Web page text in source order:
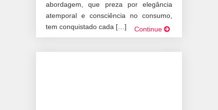
abordagem, que preza por elegância
atemporal e consciência no consumo,
tem conquistado cada […]
Continue